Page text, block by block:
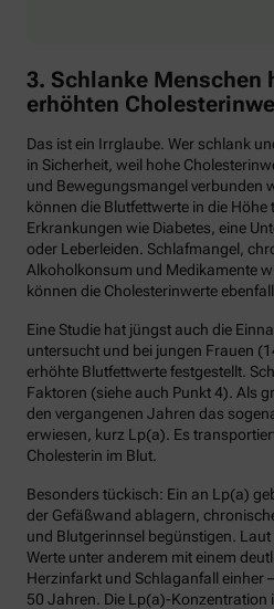
3. Schlanke Menschen
erhöhten
Das ist ein Irrglaube. Wer schlank
in Sicherheit, weil hohe
und Bewegungsmangel verbunden
können die Blutfettwerte in die
Erkrankungen wie Diabetes, eine
oder Leberleiden. Schlafmangel,
Alkoholkonsum und Medikamente
können die Cholesterinwerte
Eine Studie hat jüngst auch die
untersucht und bei jungen Frauen
erhöhte Blutfettwerte festgestellt.
Faktoren (siehe auch Punkt 4). Als
den vergangenen Jahren das
erwiesen, kurz Lp(a). Es
Cholesterin im Blut.
Besonders tückisch: Ein an Lp(a)
der Gefäßwand ablagern,
und Blutgerinnsel begünstigen.
Werte unter anderem mit einem
Herzinfarkt und Schlaganfall einher
50 Jahren. Die Lp(a)-Konzentration